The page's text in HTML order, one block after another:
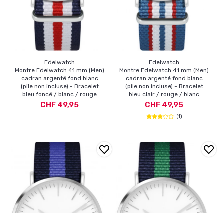
Edelwatch
Montre Edelwatch 41 mm (Men)
cadran argenté fond blanc
(pile non incluse) - Bracelet
bleu foncé / blanc / rouge
CHF 49,95
Edelwatch
Montre Edelwatch 41 mm (Men)
cadran argenté fond blanc
(pile non incluse) - Bracelet
bleu clair / rouge / blanc
CHF 49,95
(1)